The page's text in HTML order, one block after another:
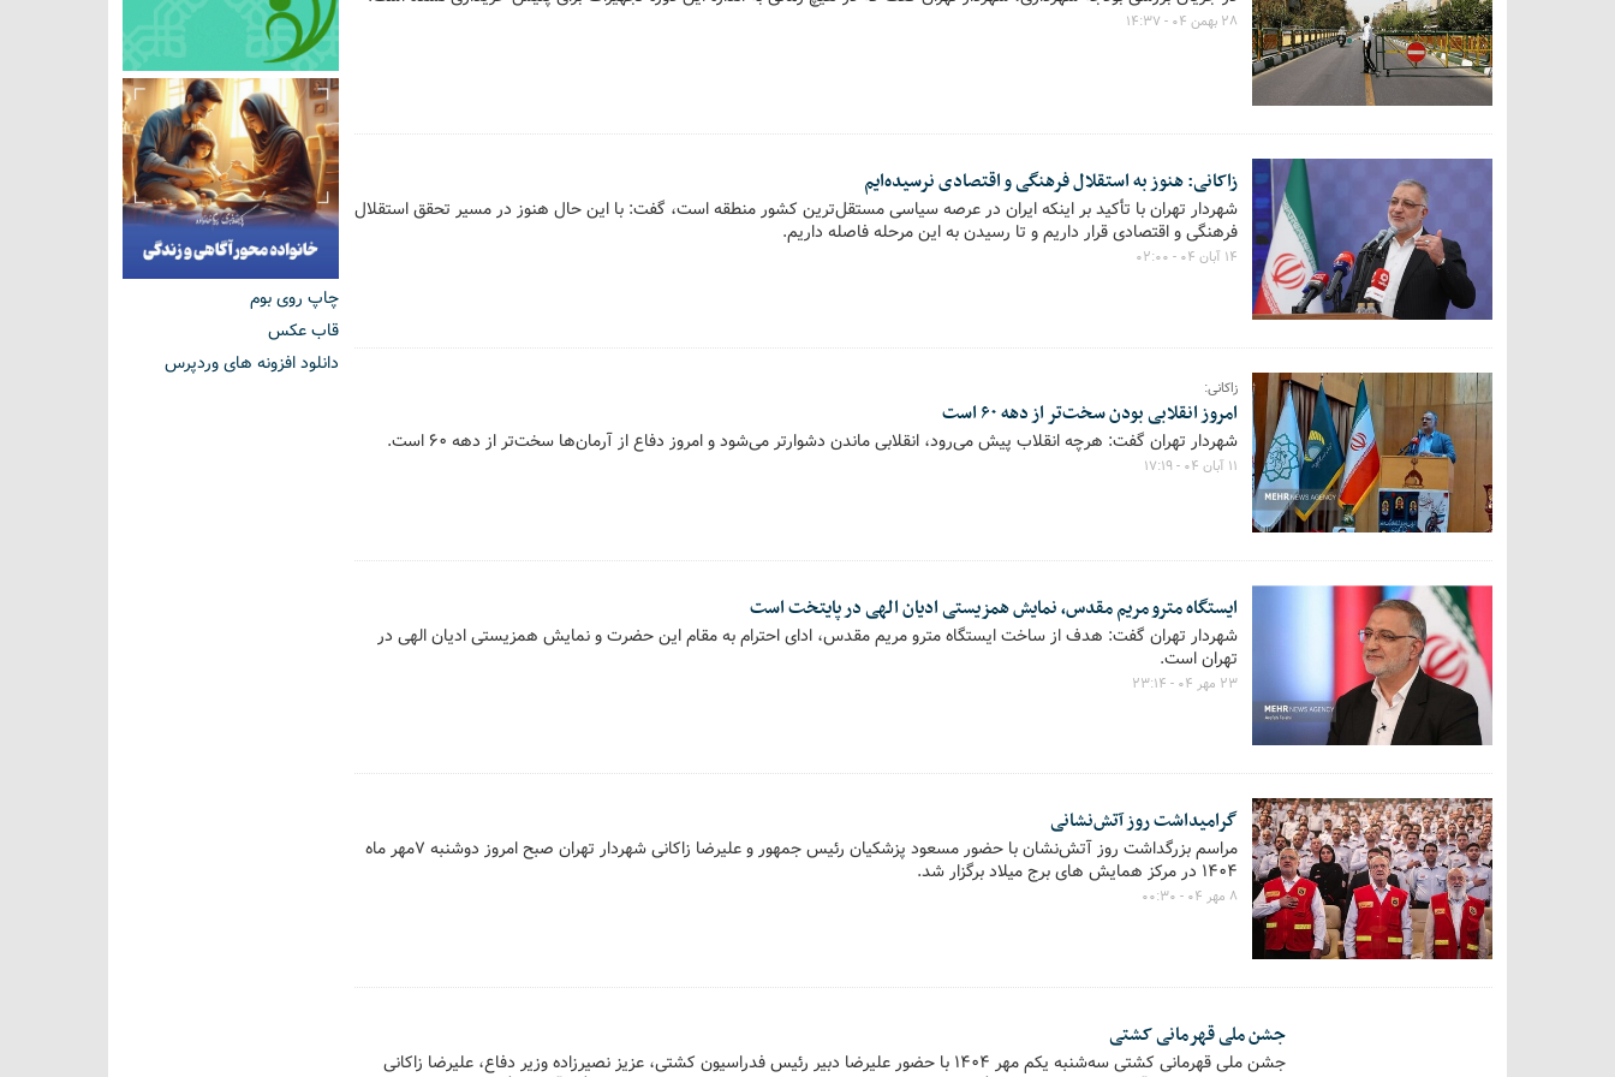
۲۸ بهمن ۰۴ - ۱۴:۳۷
زاکانی: هنوز به استقلال فرهنگی و اقتصادی نرسیده‌ایم
شهردار تهران با تأکید بر اینکه ایران در عرصه سیاسی مستقل‌ترین کشور منطقه است، گفت: با این حال هنوز در مسیر تحقق استقلال
فرهنگی و اقتصادی قرار داریم و تا رسیدن به این مرحله فاصله داریم.
۱۴ آبان ۰۴ - ۰۲:۰۰
زاکانی:
امروز انقلابی بودن سخت‌تر از دهه ۶۰ است
شهردار تهران گفت: هرچه انقلاب پیش می‌رود، انقلابی ماندن دشوارتر می‌شود و امروز دفاع از آرمان‌ها سخت‌تر از دهه ۶۰ است.
۱۱ آبان ۰۴ - ۱۷:۱۹
ایستگاه مترو مریم مقدس، نمایش همزیستی ادیان الهی در پایتخت است
شهردار تهران گفت: هدف از ساخت ایستگاه مترو مریم مقدس، ادای احترام به مقام این حضرت و نمایش همزیستی ادیان الهی در
تهران است.
۲۳ مهر ۰۴ - ۲۳:۱۴
گرامیداشت روز آتش‌نشانی
مراسم بزرگداشت روز آتش‌نشان با حضور مسعود پزشکیان رئیس جمهور و علیرضا زاکانی شهردار تهران صبح امروز دوشنبه ۷مهر ماه
۱۴۰۴ در مرکز همایش های برج میلاد برگزار شد.
۸ مهر ۰۴ - ۰۰:۳۰
جشن ملی قهرمانی کشتی
جشن ملی قهرمانی کشتی سه‌شنبه یکم مهر ۱۴۰۴ با حضور علیرضا دبیر رئیس فدراسیون کشتی، عزیز نصیرزاده وزیر دفاع، علیرضا زاکانی
چاپ روی بوم
قاب عکس
دانلود افزونه های وردپرس